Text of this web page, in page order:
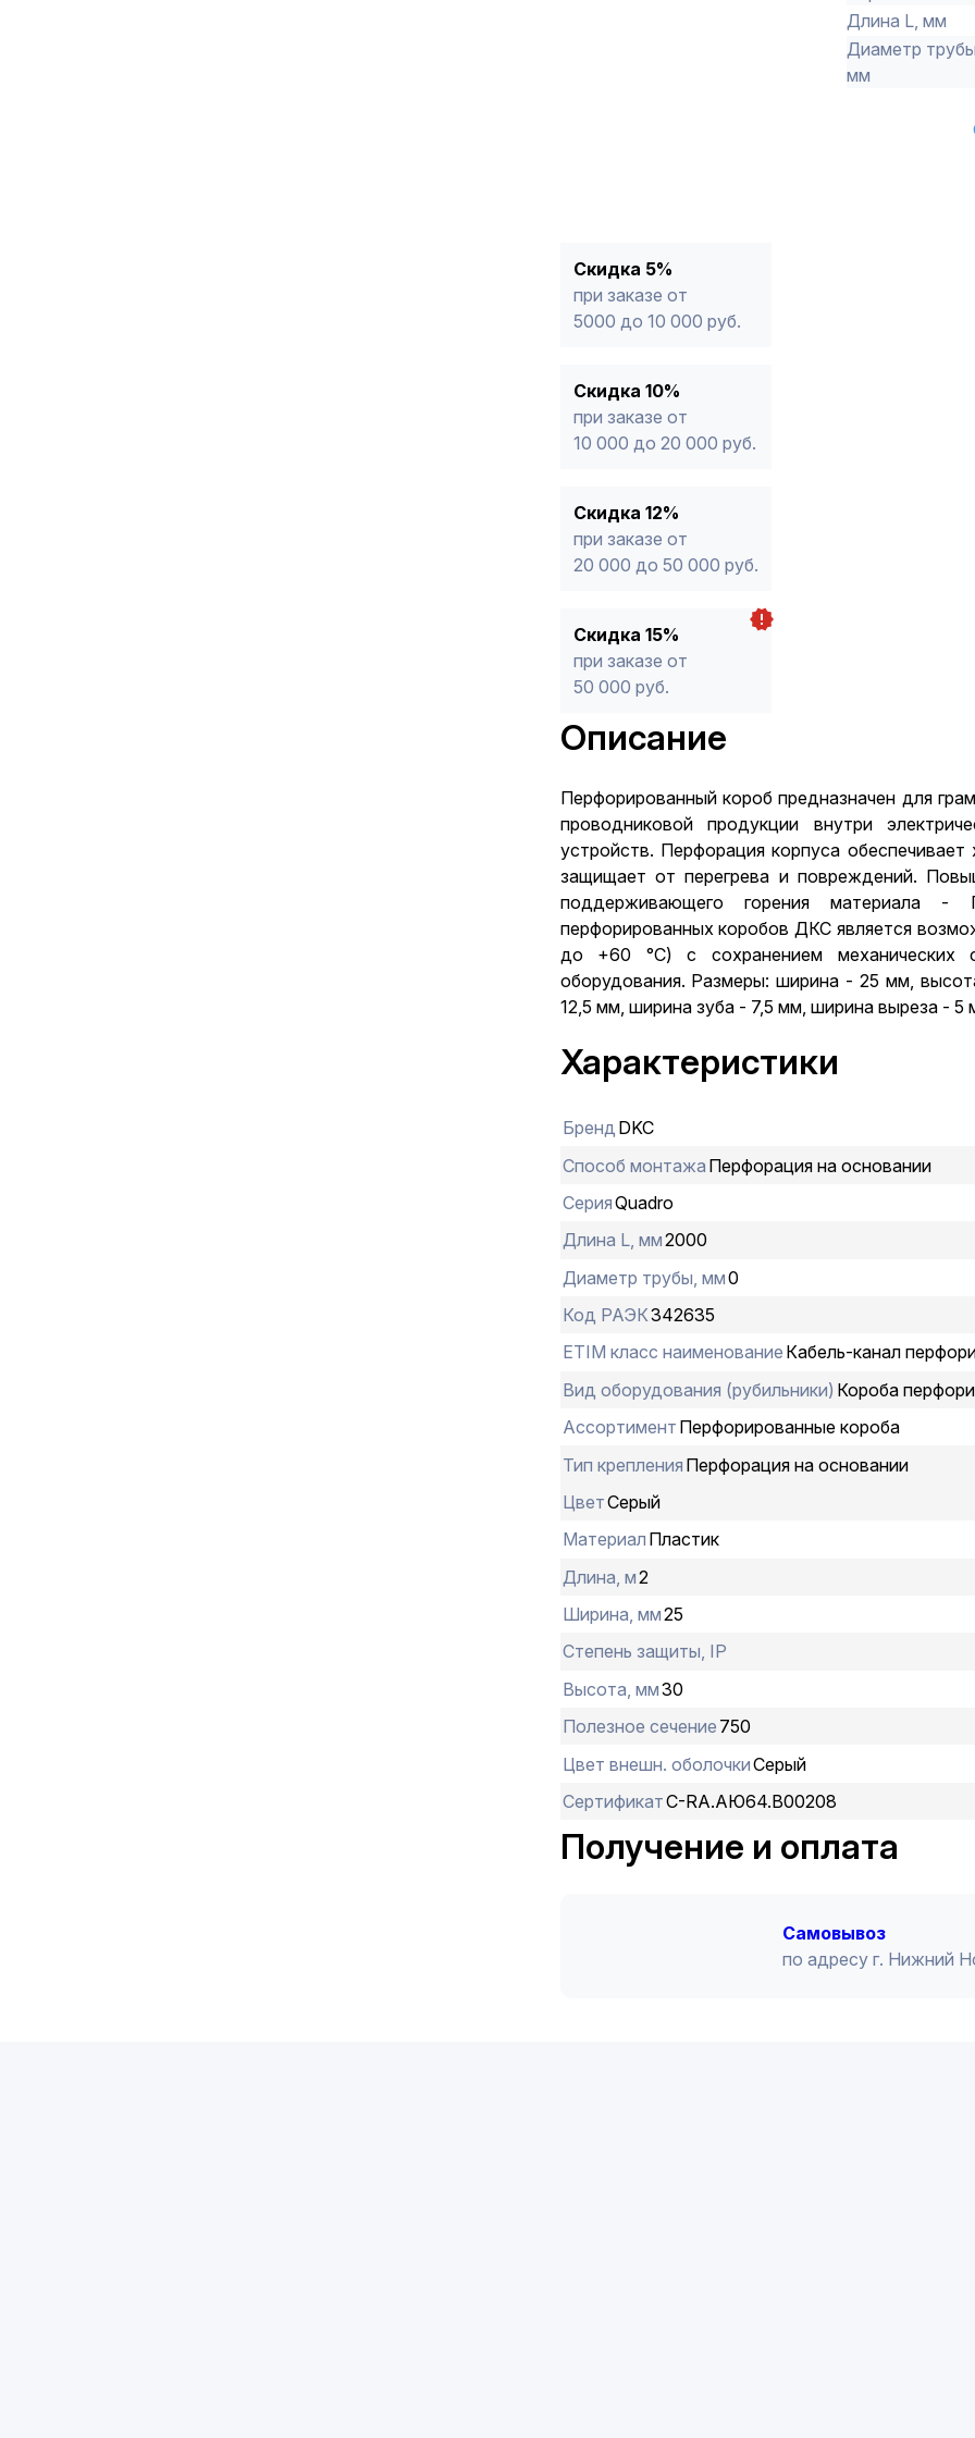
Длина L, мм
Диаметр
мм
Скидка 5%
при заказе от
5000 до 10 000 руб.
Скидка 10%
при заказе от
10 000 до 20 000 руб.
Скидка 12%
при заказе от
20 000 до 50 000 руб.
Скидка 15%
при заказе от
50 000 руб.
Описание
Перфорированный короб предназначен для
проводниковой продукции внутри
устройств. Перфорация корпуса
защищает от перегрева и повреждений.
поддерживающего горения материала
перфорированных коробов ДКС является
до +60 °С) с сохранением механических
оборудования. Размеры: ширина - 25 мм,
12,5 мм, ширина зуба - 7,5 мм, ширина выреза - 5
Характеристики
Бренд DKC
Способ монтажа Перфорация на основании
СерияQuadro
Длина L, мм2000
Диаметр трубы, мм0
Код РАЭК342635
ETIM класс наименование Кабель-канал
Вид оборудования (рубильники) Короба
Ассортимент Перфорированные короба
Тип крепления Перфорация на основании
ЦветСерый
Материал Пластик
Длина, м2
Ширина, мм25
Степень защиты, IP
Высота, мм30
Полезное сечение 750
Цвет внешн. оболочкиСерый
СертификатC-RA.АЮ64.В00208
Получение и оплата
Cамовывоз
по адресу г. Нижний